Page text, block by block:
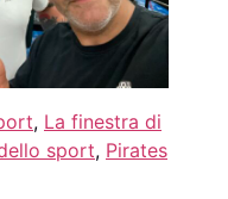
, La finestra di
sport, Pirates